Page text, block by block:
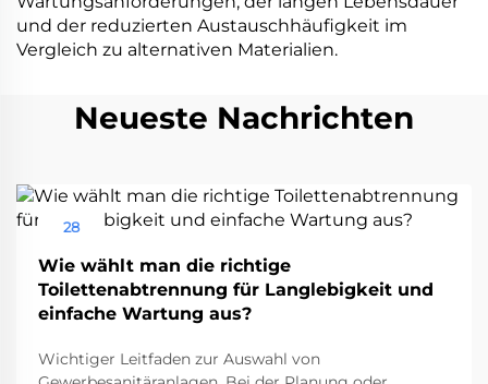
und der reduzierten Austauschhäufigkeit im
Vergleich zu alternativen Materialien.
Neueste Nachrichten
28
Wie wählt man die richtige
Toilettenabtrennung für Langlebigkeit und
einfache Wartung aus?
Wichtiger Leitfaden zur Auswahl von